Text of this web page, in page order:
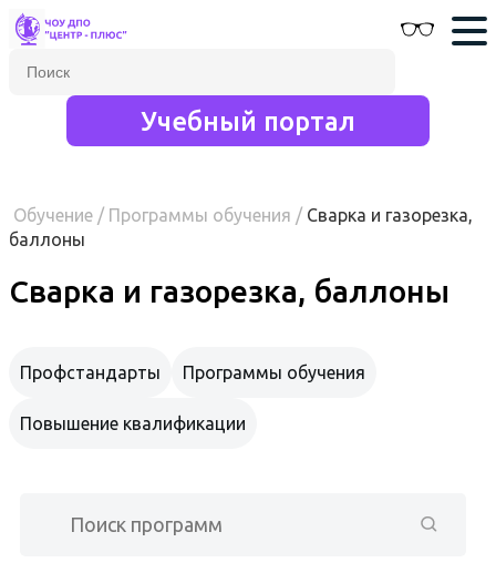
Учебный портал
Обучение / Программы обучения / Сварка и газорезка,
баллоны
Сварка и газорезка, баллоны
Профстандарты Программы обучения
Повышение квалификации